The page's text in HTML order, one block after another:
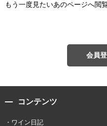
もう一度見たいあのページへ閲
会員
コンテンツ
ワイン日記